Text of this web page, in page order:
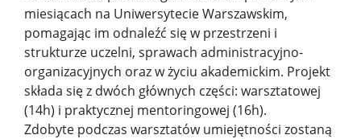
Regulamin studiów na UW
ECTS-MOST
Studenckie koła naukowe
miesiącach na Uniwersytecie Warszawskim,
pomagając im odnaleźć się w przestrzeni i
strukturze uczelni, sprawach administracyjno-
organizacyjnych oraz w życiu akademickim. Projekt
składa się z dwóch głównych części: warsztatowej
(14h) i praktycznej mentoringowej (16h).
Zdobyte podczas warsztatów umiejętności zostaną